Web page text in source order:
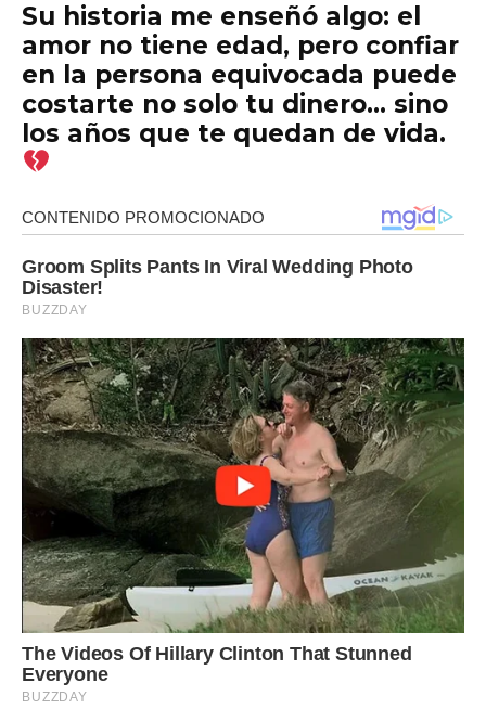
Su historia me enseñó algo: el
amor no tiene edad, pero confiar
en la persona equivocada puede
costarte no solo tu dinero… sino
los años que te quedan de vida.